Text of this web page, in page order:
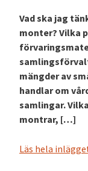
Vad ska jag
monter? Vilka
mängder av
handlar om
samlingar.
montrar, […]
Läs hela